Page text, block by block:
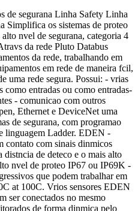
de segurana Linha Safety Linha
Simplifica os sistemas de proteo
nvel de segurana, categoria 4
da rede Pluto Databus
da rede, trabalhando em
em rede de maneira fcil,
uma rede segura. Possui: - vrias
como entradas ou como entradas-
- comunicao com outros
Ethernet e DeviceNet uma
de segurana, com programao
linguagem Ladder. EDEN -
contato com sinais dinmicos
de deteco e o mais alto
nvel de proteo IP67 ou IP69K -
que podem trabalhar em
at 100C. Vrios sensores EDEN
ser conectados no mesmo
de forma dinmica pelo